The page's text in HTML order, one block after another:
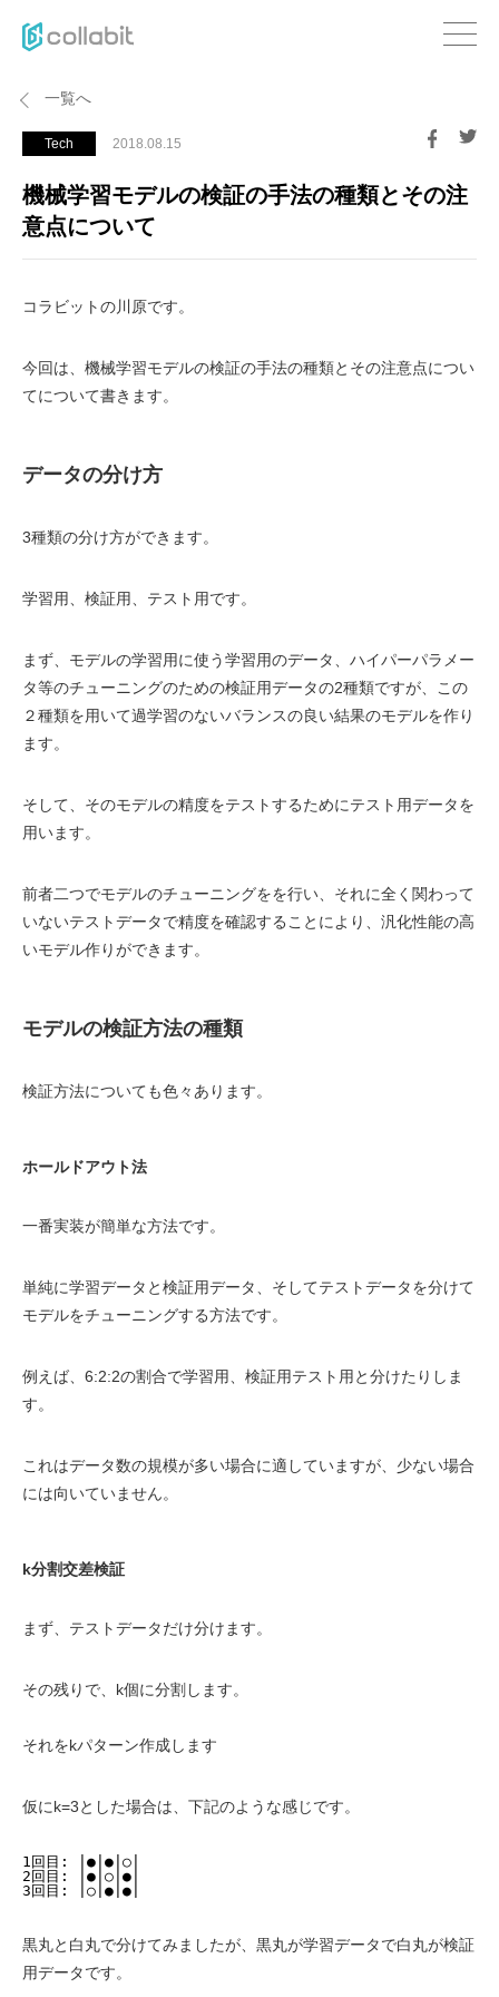
一覧へ
Tech 2018.08.15
機械学習モデルの検証の手法の種類とその注
意点について
コラビットの川原です。
今回は、機械学習モデルの検証の手法の種類とその注意点につい
てについて書きます。
データの分け方
3種類の分け方ができます。
学習用、検証用、テスト用です。
まず、モデルの学習用に使う学習用のデータ、ハイパーパラメー
タ等のチューニングのための検証用データの2種類ですが、この
２種類を用いて過学習のないバランスの良い結果のモデルを作り
ます。
そして、そのモデルの精度をテストするためにテスト用データを
用います。
前者二つでモデルのチューニングをを行い、それに全く関わって
いないテストデータで精度を確認することにより、汎化性能の高
いモデル作りができます。
モデルの検証方法の種類
検証方法についても色々あります。
ホールドアウト法
一番実装が簡単な方法です。
単純に学習データと検証用データ、そしてテストデータを分けて
モデルをチューニングする方法です。
例えば、6:2:2の割合で学習用、検証用テスト用と分けたりしま
す。
これはデータ数の規模が多い場合に適していますが、少ない場合
には向いていません。
k分割交差検証
まず、テストデータだけ分けます。
その残りで、k個に分割します。
それをkパターン作成します
仮にk=3とした場合は、下記のような感じです。
1回目: |●|●|○|
2回目: |●|○|●|
3回目: |○|●|●|
黒丸と白丸で分けてみましたが、黒丸が学習データで白丸が検証
用データです。